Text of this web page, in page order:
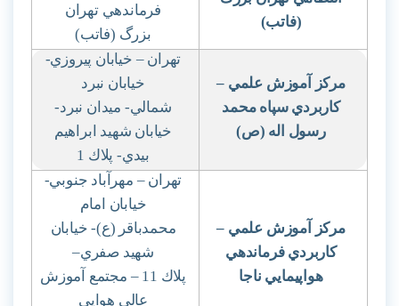
(فاتب)
فرماندهي تهران
بزرگ (فاتب)
مركز آموزش علمي –
كاربردي سپاه محمد
رسول اله (ص)
تهران – خيابان پيروزي-
خيابان نبرد
شمالي- ميدان نبرد-
خيابان شهيد ابراهيم
بيدي- پلاك 1
مركز آموزش علمي –
كاربردي فرماندهي
هواپيمايي ناجا
تهران – مهرآباد جنوبي-
خيابان امام
محمدباقر (ع)- خيابان
شهيد صفري–
پلاك 11 – مجتمع آموزش
عالي هوايي